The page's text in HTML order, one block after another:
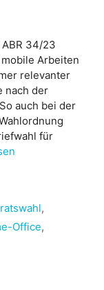
34/23
Arbeiten
relevanter
nach der
auch bei der
für
,
Office,